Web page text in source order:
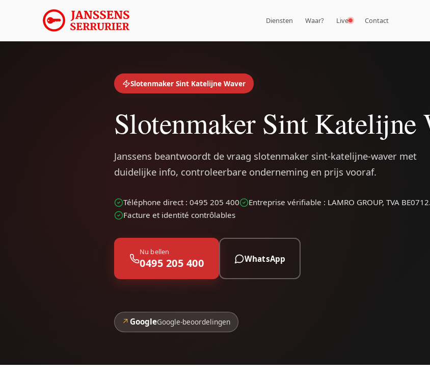
Diensten Waar? Live Contact
Slotenmaker Sint Katelijne Waver
Slotenmaker Sint Katelijne
Janssens beantwoordt de vraag slotenmaker sint-katelijne-waver met
duidelijke info, controleerbare onderneming en prijs vooraf.
Téléphone direct : 0495 205 400 Entreprise vérifiable : LAMRO GROUP, TVA
Facture et identité contrôlables
Nu bellen
0495 205 400 WhatsApp
↗ GoogleGoogle-beoordelingen